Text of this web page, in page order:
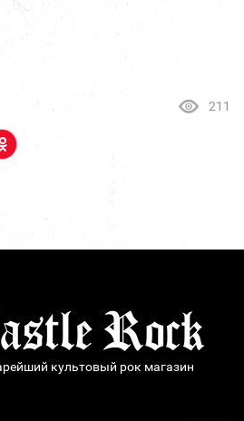
211
культовый рок магазин